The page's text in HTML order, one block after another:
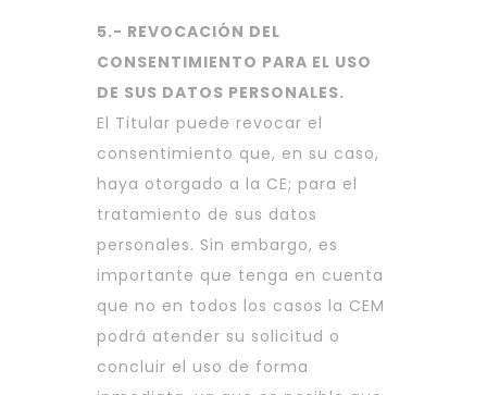
5.- REVOCACIÓN DEL
CONSENTIMIENTO PARA EL USO
DE SUS DATOS PERSONALES.
El Titular puede revocar el
consentimiento que, en su caso,
haya otorgado a la CE; para el
tratamiento de sus datos
personales. Sin embargo, es
importante que tenga en cuenta
que no en todos los casos la CEM
podrá atender su solicitud o
concluir el uso de forma